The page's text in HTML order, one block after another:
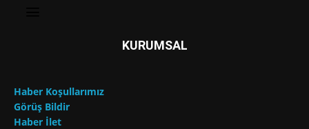
KURUMSAL
Haber Koşullarımız
Görüş Bildir
Haber İlet